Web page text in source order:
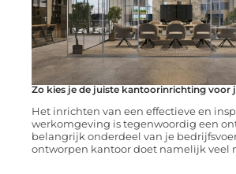
Zo kies je de juiste kantoorinrichting voor
Het inrichten van een effectieve en
werkomgeving is tegenwoordig een
belangrijk onderdeel van je
ontworpen kantoor doet namelijk veel